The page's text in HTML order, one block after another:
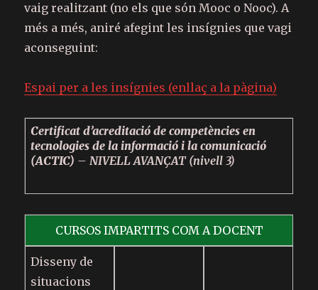
vaig realitzant (no els que són Mooc o Nooc). A
més a més, aniré afegint les insígnies que vagi
aconseguint:
Espai per a les insígnies (enllaç a la pàgina)
Certificat d’acreditació de competències en
tecnologies de la informació i la comunicació
(ACTIC) – NIVELL AVANÇAT (nivell 3)
CURSOS IMPARTITS COM A DOCENT
Disseny de
situacions